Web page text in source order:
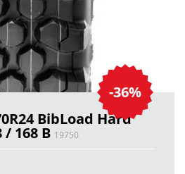
-36%
BibLoad Hard
/ 168 B 19750